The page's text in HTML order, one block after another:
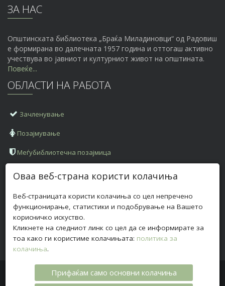
ЗА НАС
Општинската библиотека „Браќа Миладиновци“ од Радовиш
е формирана во далечната 1957 година и оттогаш активно
учествува во јавниот и културниот живот на општината.
Повеќе...
ОБЛАСТИ НА РАБОТА
Зачленување
Позајмување
Меѓубиблиотечна позајмица
КОНТАКТ ИНФОРМАЦИИ
Адреса:ул. „Илинденска" бб, 2420 Радовиш
Телефон:+ 389 (0)32 630 028
Е-пошта:biblioteka@bibliotekaradovis.org.mk
Авторски права © 2017 ОНБ „Браќа Миладиновци“ -
Оваа веб-страна користи колачиња
Веб-страницата користи колачиња со цел непречено
функционирање, статистики и подобрување на Вашето
корисничко искуство.
Кликнете на следниот линк со цел да се информирате за
тоа како ги користиме колачињата: политика за
колачиња.
Прифаќам само основни колачиња